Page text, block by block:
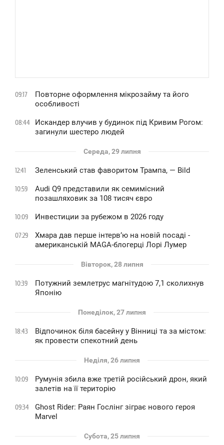
09:17
Повторне оформлення мікрозайму та його
особливості
08:44
Искандер влучив у будинок під Кривим Рогом:
загинули шестеро людей
Середа, 29 липня
12:41 Зеленський став фаворитом Трампа, — Bild
10:59
Audi Q9 представили як семимісний
позашляховик за 108 тисяч євро
10:09 Инвестиции за рубежом в 2026 году
07:29
Хмара дав перше інтервʼю на новій посаді -
американській MAGA-блогерці Лорі Лумер
Вівторок, 28 липня
10:39
Потужний землетрус магнітудою 7,1 сколихнув
Японію
Понеділок, 27 липня
18:43
Відпочинок біля басейну у Вінниці та за містом:
як провести спекотний день
Неділя, 26 липня
10:09
Румунія збила вже третій російський дрон, який
залетів на її територію
09:34
Ghost Rider: Раян Гослінг зіграє нового героя
Marvel
Субота, 25 липня